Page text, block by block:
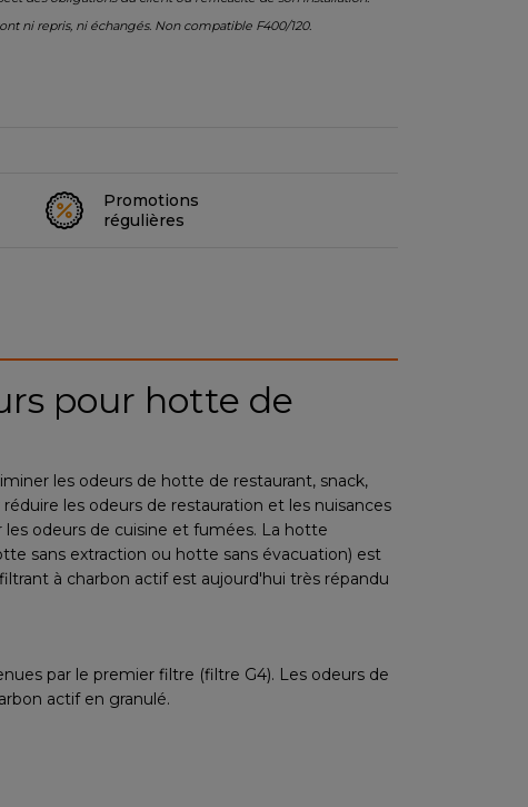
ni repris, ni échangés. Non compatible F400/120.
Promotions
régulières
pour hotte de
les odeurs de hotte de restaurant, snack,
les odeurs de restauration et les nuisances
odeurs de cuisine et fumées. La hotte
sans extraction ou hotte sans évacuation) est
à charbon actif est aujourd'hui très répandu
par le premier filtre (filtre G4). Les odeurs de
actif en granulé.